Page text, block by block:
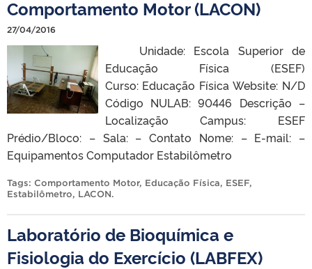
Comportamento Motor (LACON)
27/04/2016
Unidade: Escola Superior de
Educação Física (ESEF)
Curso: Educação Física Website: N/D
Código NULAB: 90446 Descrição –
Localização Campus: ESEF
Prédio/Bloco: – Sala: – Contato Nome: – E-mail: –
Equipamentos Computador Estabilômetro
Tags: Comportamento Motor, Educação Física, ESEF,
Estabilômetro, LACON.
Laboratório de Bioquímica e
Fisiologia do Exercício (LABFEX)